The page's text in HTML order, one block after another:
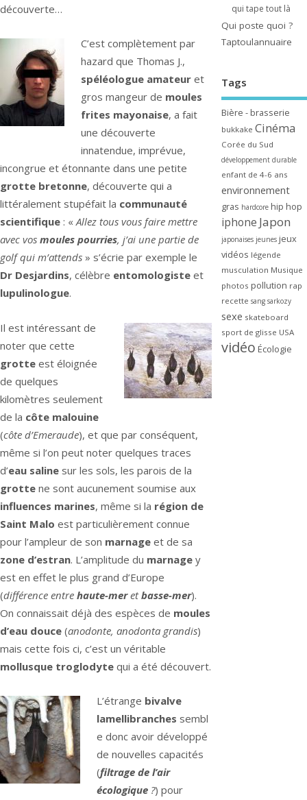
découverte…
C’est complètement par
hazard que Thomas J.,
spéléologue amateur et
gros mangeur de moules
frites mayonaise, a fait
une découverte
innatendue, imprévue,
incongrue et étonnante dans une petite
grotte bretonne, découverte qui a
littéralement stupéfait la communauté
scientifique : «Allez tous vous faire mettre
avec vos moules pourries, j’ai une partie de
golf qui m’attends » s’écrie par exemple le
Dr Desjardins, célèbre entomologiste et
lupulinologue.
Il est intéressant de
noter que cette
grotte est éloignée
de quelques
kilomètres seulement
de la côte malouine
(côte d’Emeraude), et que par conséquent,
même si l’on peut noter quelques traces
d’eau saline sur les sols, les parois de la
grotte ne sont aucunement soumise aux
influences marines, même si la région de
Saint Malo est particulièrement connue
pour l’ampleur de son marnage et de sa
zone d’estran. L’amplitude du marnage y
est en effet le plus grand d’Europe
(différence entre haute-meretbasse-mer).
On connaissait déjà des espèces de moules
d’eau douce (anodonte, anodonta grandis)
mais cette fois ci, c’est un véritable
mollusque troglodyte qui a été découvert.
L’étrange bivalve
lamellibranches sembl
e donc avoir développé
de nouvelles capacités
(filtrage de l’air
écologique ?) pour
qui tape tout là
Qui poste quoi ?
Taptoulannuaire
Tags
Bière - brasserie
bukkake Cinéma
Corée du Sud
développement durable
enfant de 4-6 ans
environnement
gras hardcore hip hop
iphone Japon
japonaises jeunes jeux
vidéos légende
musculation Musique
photos pollution rap
recette sang sarkozy
sexe skateboard
sport de glisse USA
vidéo Écologie